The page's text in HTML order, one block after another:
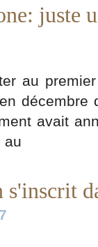
juste
au
décembre
avait
au
7